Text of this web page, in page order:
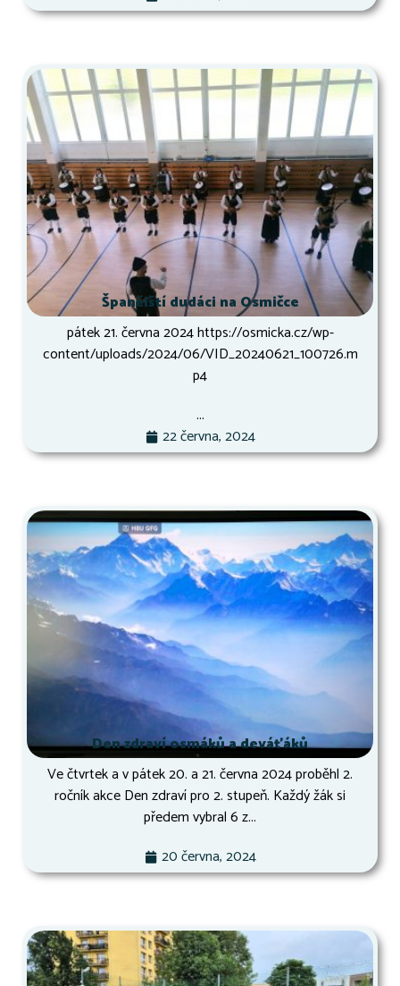
Španělští dudáci na Osmičce
pátek 21. června 2024 https://osmicka.cz/wp-
content/uploads/2024/06/VID_20240621_100726.m
p4
...
22 června, 2024
Den zdraví osmáků a deváťáků
Ve čtvrtek a v pátek 20. a 21. června 2024 proběhl 2.
ročník akce Den zdraví pro 2. stupeň. Každý žák si
předem vybral 6 z...
20 června, 2024